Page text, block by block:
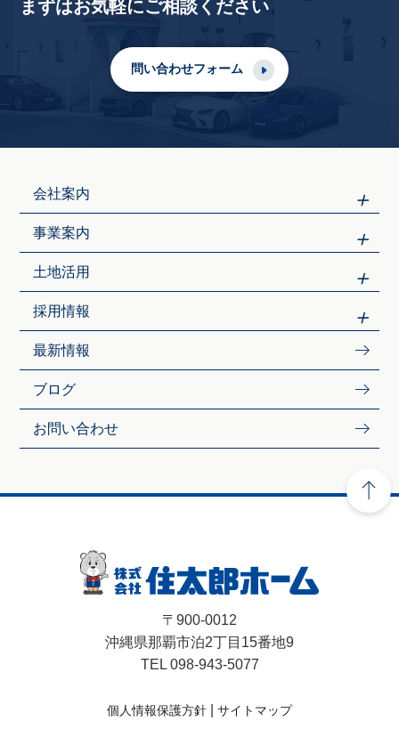
まずはお気軽にご相談ください
問い合わせフォーム
会社案内
事業案内
土地活用
採用情報
最新情報
ブログ
お問い合わせ
〒900-0012
沖縄県那覇市泊2丁目15番地9
TEL 098-943-5077
個人情報保護方針 サイトマップ